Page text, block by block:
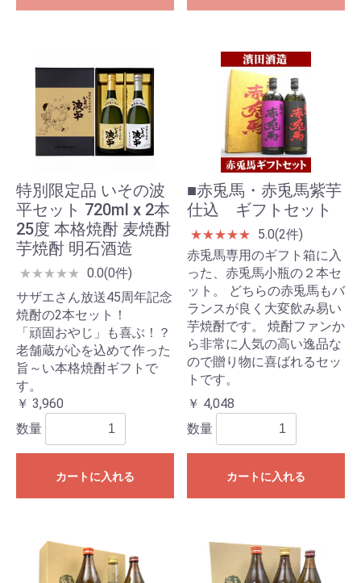
特別限定品 いその波
平セット 720ml x 2本
25度 本格焼酎 麦焼酎
芋焼酎 明石酒造
★★★★★ 0.0(0件)
サザエさん放送45周年記念
焼酎の2本セット！
「頑固おやじ」も喜ぶ！？
老舗蔵が心を込めて作った
旨～い本格焼酎ギフトで
す。
￥ 3,960
数量
カートに入れる
■赤兎馬・赤兎馬紫芋
仕込 ギフトセット
★★★★★
5.0(2件)
赤兎馬専用のギフト箱に入
った、赤兎馬小瓶の２本セ
ット。 どちらの赤兎馬もバ
ランスが良く大変飲み易い
芋焼酎です。 焼酎ファンか
ら非常に人気の高い逸品な
ので贈り物に喜ばれるセッ
トです。
￥ 4,048
数量
カートに入れる